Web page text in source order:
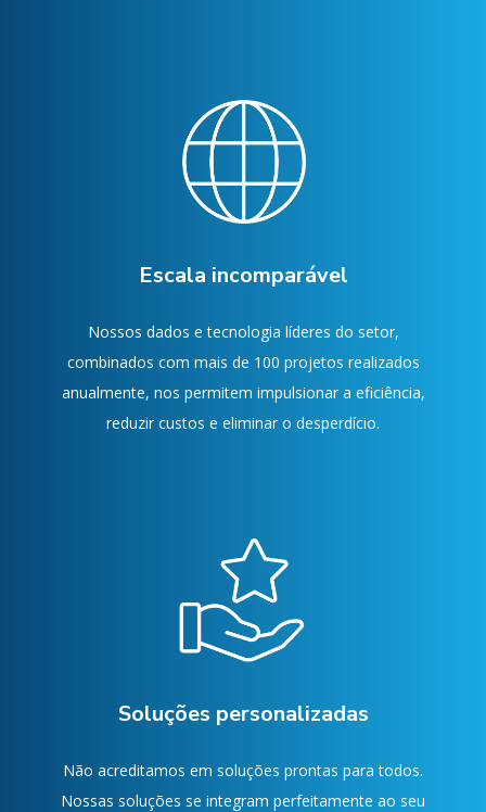
Escala incomparável
Nossos dados e tecnologia líderes do setor,
combinados com mais de 100 projetos realizados
anualmente, nos permitem impulsionar a eficiência,
reduzir custos e eliminar o desperdício.
Soluções personalizadas
Não acreditamos em soluções prontas para todos.
Nossas soluções se integram perfeitamente ao seu